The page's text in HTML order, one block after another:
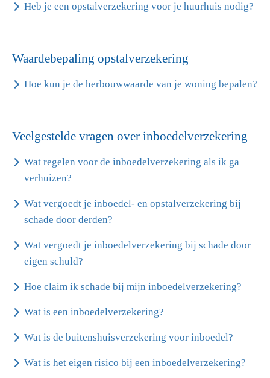
Heb je een opstalverzekering voor je huurhuis nodig?
Waardebepaling opstalverzekering
Hoe kun je de herbouwwaarde van je woning bepalen?
Veelgestelde vragen over inboedelverzekering
Wat regelen voor de inboedelverzekering als ik ga
verhuizen?
Wat vergoedt je inboedel- en opstalverzekering bij
schade door derden?
Wat vergoedt je inboedelverzekering bij schade door
eigen schuld?
Hoe claim ik schade bij mijn inboedelverzekering?
Wat is een inboedelverzekering?
Wat is de buitenshuisverzekering voor inboedel?
Wat is het eigen risico bij een inboedelverzekering?